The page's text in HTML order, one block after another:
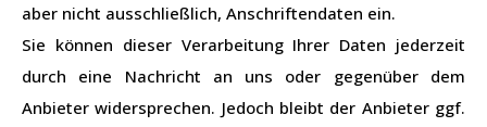
aber nicht ausschließlich, Anschriftendaten ein.
Sie können dieser Verarbeitung Ihrer Daten jederzeit
durch eine Nachricht an uns oder gegenüber dem
Anbieter widersprechen. Jedoch bleibt der Anbieter ggf.